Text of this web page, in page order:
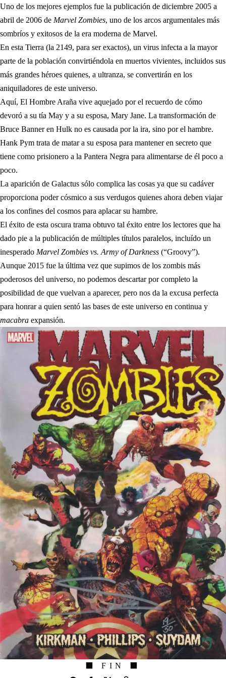
Uno de los mejores ejemplos fue la publicación de diciembre 2005 a
abril de 2006 de Marvel Zombies, uno de los arcos argumentales más
sombríos y exitosos de la era moderna de Marvel.
En esta Tierra (la 2149, para ser exactos), un virus infecta a la mayor
parte de la población convirtiéndola en muertos vivientes, incluidos sus
más grandes héroes quienes, a ultranza, se convertirán en los
aniquiladores de este universo.
Aquí, El Hombre Araña vive aquejado por el recuerdo de cómo
devoró a su tía May y a su esposa, Mary Jane. La transformación de
Bruce Banner en Hulk no es causada por la ira, sino por el hambre.
Hank Pym trata de matar a su esposa para mantener en secreto que
tiene como prisionero a la Pantera Negra para alimentarse de él poco a
poco.
La aparición de Galactus sólo complica las cosas ya que su cadáver
proporciona poder cósmico a sus verdugos quienes ahora deben viajar
a los confines del cosmos para aplacar su hambre.
El éxito de esta oscura trama obtuvo tal éxito entre los lectores que ha
dado pie a la publicación de múltiples títulos paralelos, incluído un
inesperado Marvel Zombies vs. Army of Darkness (“Groovy”).
Aunque 2015 fue la última vez que supimos de los zombis más
poderosos del universo, no podemos descartar por completo la
posibilidad de que vuelvan a aparecer, pero nos da la excusa perfecta
para honrar a quien sentó las bases de este universo en continua y
macabra expansión.
⬛ FIN ⬛